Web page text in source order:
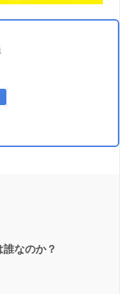
誰なのか？